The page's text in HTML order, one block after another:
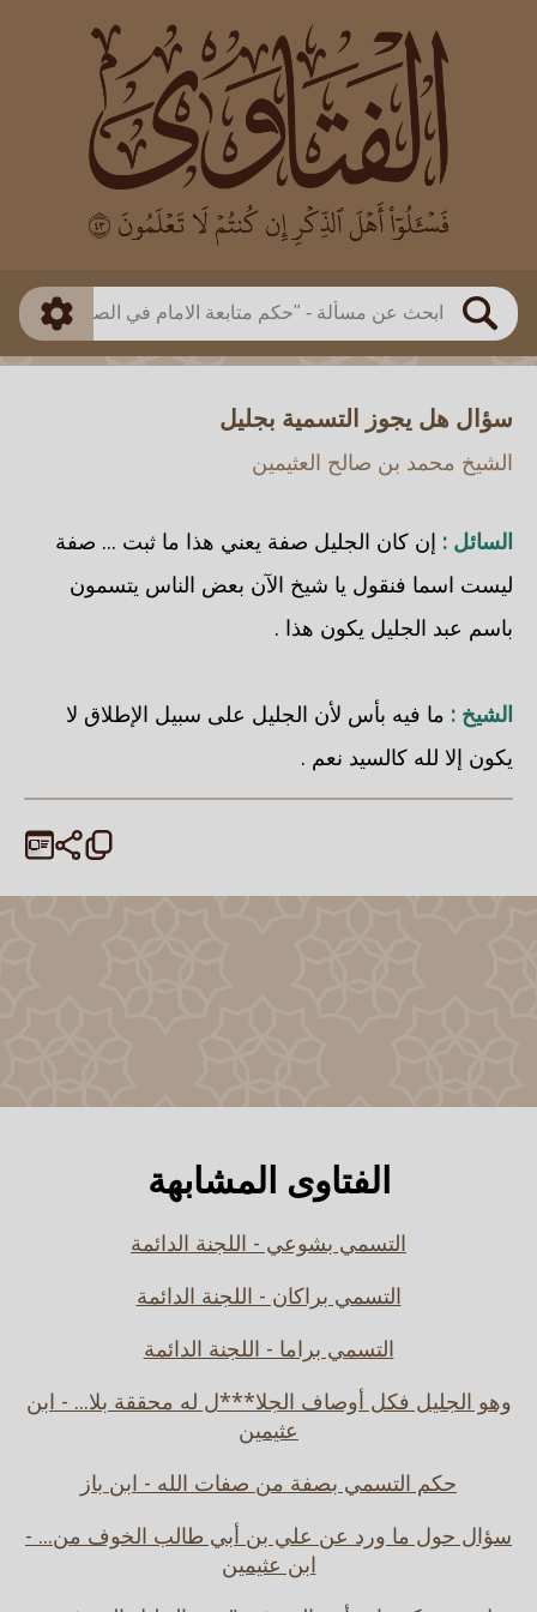
بحث
العالم
بن باز
بن العثيمين
اللجنة الدائمة
طريقة البحث
ذكي
سؤال هل يجوز التسمية بجليل
الشيخ محمد بن صالح العثيمين
السائل : إن كان الجليل صفة يعني هذا ما ثبت ... صفة
ليست اسما فنقول يا شيخ الآن بعض الناس يتسمون
باسم عبد الجليل يكون هذا .
الشيخ : ما فيه بأس لأن الجليل على سبيل الإطلاق لا
يكون إلا لله كالسيد نعم .
الفتاوى المشابهة
التسمي بشوعي - اللجنة الدائمة
التسمي براكان - اللجنة الدائمة
التسمي براما - اللجنة الدائمة
وهو الجليل فكل أوصاف الجلا***ل له محققة بلا... - ابن
عثيمين
حكم التسمي بصفة من صفات الله - ابن باز
سؤال حول ما ورد عن علي بن أبي طالب الخوف من... -
ابن عثيمين